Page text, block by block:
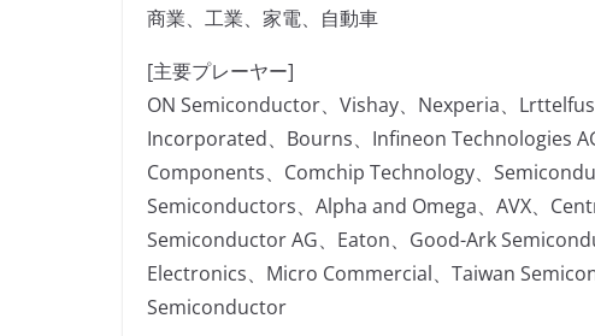
商業、工業、家電、自動車
[主要プレーヤー]
ON Semiconductor、Vishay、Nexperia、
Incorporated、Bourns、Infineon Technologies
Components、Comchip Technology、
Semiconductors、Alpha and Omega、AVX、
Semiconductor AG、Eaton、Good-Ark
Electronics、Micro Commercial、Taiwan
Semiconductor